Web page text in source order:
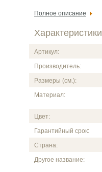
Полное описание
Характеристики
Артикул:
Производитель:
Размеры (см.):
Материал:
Цвет:
Гарантийный срок:
Страна:
Другое название: